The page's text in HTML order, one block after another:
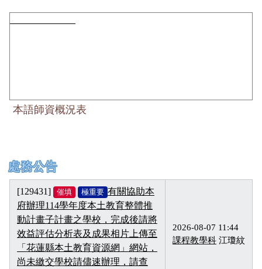
本語師資概況表
上中左區域內容
處務公告
[129431] 催填 極重要 有關協助本
府辦理114學年度本土教育整體推
動計畫子計畫之學校，完成後請將
效益評估分析表及成果相片上傳至
「花蓮縣本土教育資源網」網站，
尚未繳交學校請儘速辦理，請查
2026-08-07 11:44
課程教學科 江瓊紋